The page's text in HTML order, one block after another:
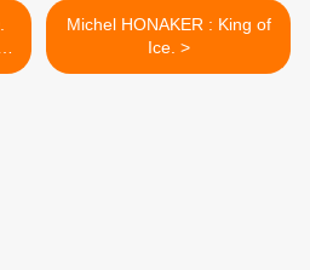
Michel HONAKER : King of
Ice. >